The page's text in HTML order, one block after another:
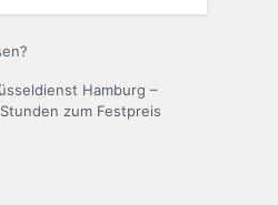
Hamburg –
zum Festpreis